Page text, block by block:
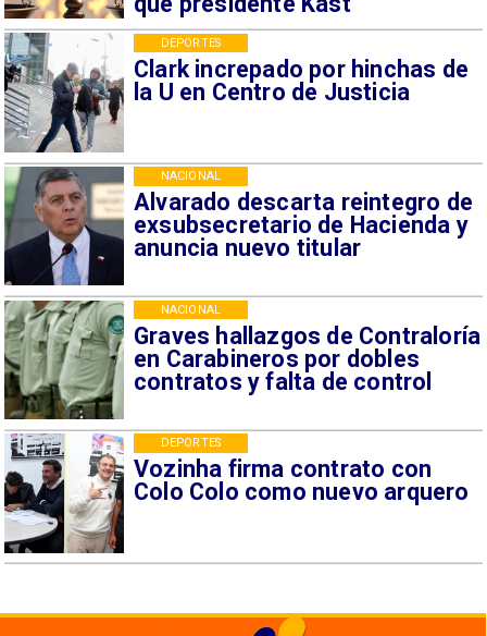
Clark increpado por hinchas de
la U en Centro de Justicia
DEPORTES
Alvarado descarta reintegro de
exsubsecretario de Hacienda y
anuncia nuevo titular
NACIONAL
Graves hallazgos de Contraloría
en Carabineros por dobles
contratos y falta de control
NACIONAL
Vozinha firma contrato con
Colo Colo como nuevo arquero
DEPORTES